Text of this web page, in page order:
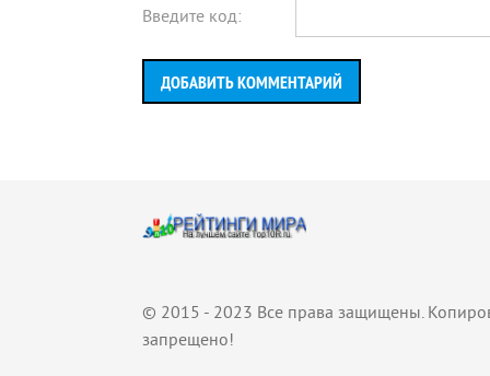
Введите код:
ДОБАВИТЬ КОММЕНТАРИЙ
© 2015 - 2023 Все права защищены.
запрещено!